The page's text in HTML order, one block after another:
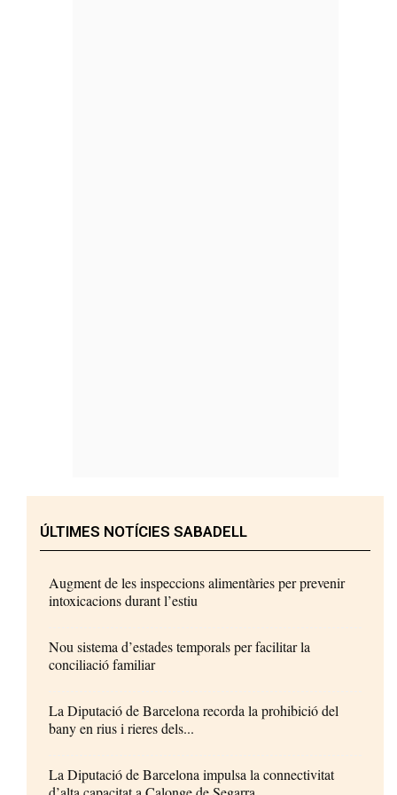
ÚLTIMES NOTÍCIES SABADELL
Augment de les inspeccions alimentàries per prevenir
intoxicacions durant l’estiu
Nou sistema d’estades temporals per facilitar la
conciliació familiar
La Diputació de Barcelona recorda la prohibició del
bany en rius i rieres dels...
La Diputació de Barcelona impulsa la connectivitat